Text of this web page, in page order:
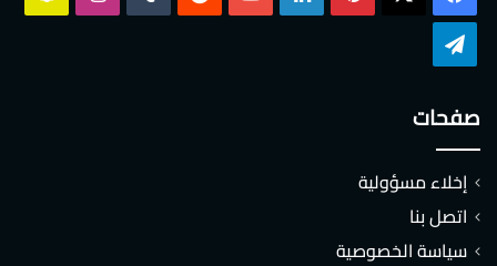
صفحات
إخلاء مسؤولية
اتصل بنا
سياسة الخصوصية